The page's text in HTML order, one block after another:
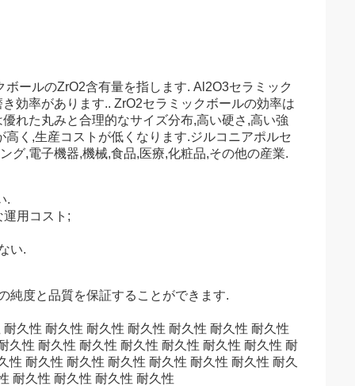
ールのZrO2含有量を指します. Al2O3セラミック
効率があります.. ZrO2セラミックボールの効率は
れた丸みと合理的なサイズ分布,高い硬さ,高い強
く,生産コストが低くなります.ジルコニアポルセ
グ,電子機器,機械,食品,医療,化粧品,その他の産業.
.
用コスト;
い.
純度と品質を保証することができます.
久性 耐久性 耐久性 耐久性 耐久性 耐久性 耐久性
久性 耐久性 耐久性 耐久性 耐久性 耐久性 耐久性 耐
耐久性 耐久性 耐久性 耐久性 耐久性 耐久性 耐久
耐久性 耐久性 耐久性 耐久性